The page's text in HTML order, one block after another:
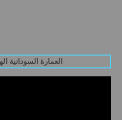
العمارة السودانية